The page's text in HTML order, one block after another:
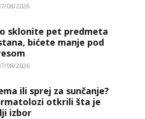
08/2026
sklonite pet predmeta
bićete manje pod
08/2026
ili sprej za sunčanje?
otkrili šta je
izbor